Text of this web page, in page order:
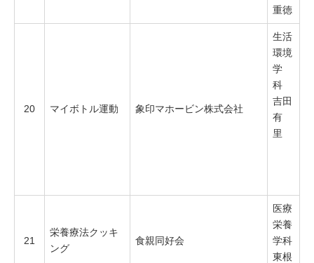
重徳
20 マイボトル運動 象印マホービン株式会社
生活
環境
学
科
吉田
有
里
21
栄養療法クッキ
ング
食親同好会
医療
栄養
学科
東根